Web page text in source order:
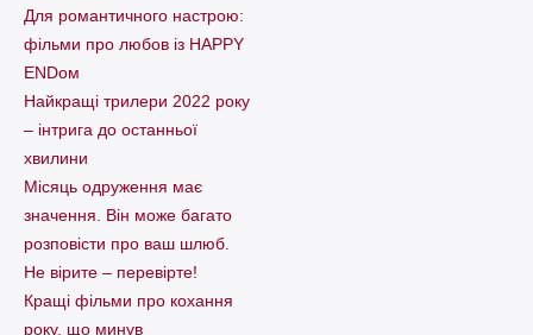
Для романтичного настрою:
фільми про любов із HAPPY
ENDом
Найкращі трилери 2022 року
– інтрига до останньої
хвилини
Місяць одруження має
значення. Він може багато
розповісти про ваш шлюб.
Не вірите – перевірте!
Кращі фільми про кохання
року, що минув